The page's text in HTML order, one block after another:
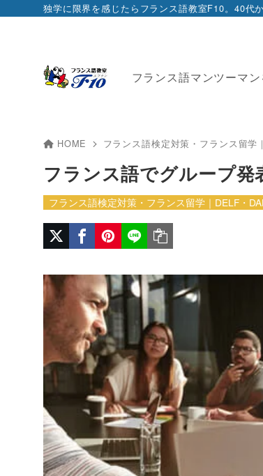
フランス語マンツーマ
HOME フランス語検定対策・フランス留
フランス語でグループ発
フランス語検定対策・フランス留学｜DELF・